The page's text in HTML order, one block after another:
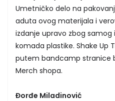
Umetničko delo na
aduta ovog materijala i
izdanje upravo zbog samog
komada plastike. Shake Up
putem bandcamp stranice
Merch shopa.
Đorđe Miladinović